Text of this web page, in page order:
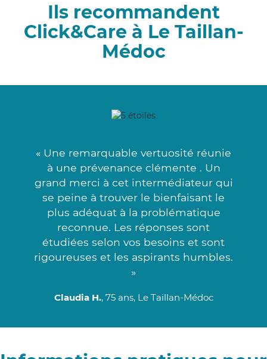
Ils recommandent
Click&Care à Le Taillan-
Médoc
« Une remarquable vertuosité réunie
à une prévenance clémente . Un
grand merci à cet intermédiateur qui
se peine à trouver le bienfaisant le
plus adéquat à la problématique
reconnue. Les réponses sont
étudiées selon vos besoins et sont
rigoureuses et les aspirants humbles.
»
Claudia H., 75 ans, Le Taillan-Médoc